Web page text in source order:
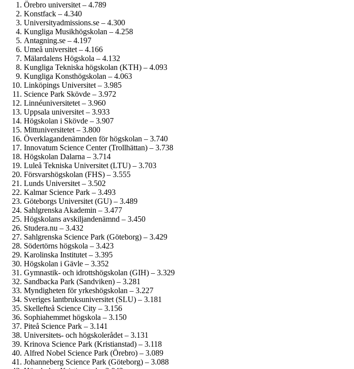
Örebro universitet – 4.789
Konstfack – 4.340
University­admissions.se – 4.300
Kungliga Musik­högskolan – 4.258
Antagning.se – 4.197
Umeå universitet – 4.166
Mälardalens Högskola – 4.132
Kungliga Tekniska högskolan (KTH) – 4.093
Kungliga Konst­högskolan – 4.063
Linköpings Universitet – 3.985
Science Park Skövde – 3.972
Linné­universitetet – 3.960
Uppsala universitet – 3.933
Högskolan i Skövde – 3.907
Mitt­universitetet – 3.800
Överklagande­nämnden för högskolan – 3.740
Innovatum Science Center (Trollhättan) – 3.738
Högskolan Dalarna – 3.714
Luleå Tekniska Universitet (LTU) – 3.703
Försvars­högskolan (FHS) – 3.555
Lunds Universitet – 3.502
Kalmar Science Park – 3.493
Göteborgs Universitet (GU) – 3.489
Sahlgrenska Akademin – 3.477
Högskolans avskiljande­nämnd – 3.450
Studera.nu – 3.432
Sahlgrenska Science Park (Göteborg) – 3.429
Södertörns högskola – 3.423
Karolinska Institutet – 3.395
Högskolan i Gävle – 3.352
Gymnastik- och idrotts­högskolan (GIH) – 3.329
Sandbacka Park (Sandviken) – 3.281
Myndigheten för yrkes­högskolan – 3.227
Sveriges lantbruks­universitet (SLU) – 3.181
Skellefteå Science City – 3.156
Sophiahemmet högskola – 3.150
Piteå Science Park – 3.141
Universitets- och högskolerådet – 3.131
Krinova Science Park (Kristianstad) – 3.118
Alfred Nobel Science Park (Örebro) – 3.089
Johanneberg Science Park (Göteborg) – 3.088